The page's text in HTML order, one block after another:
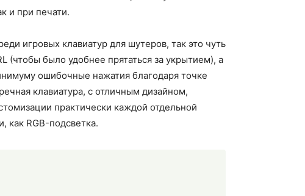
и при печати.
игровых клавиатур для шутеров, так это чуть
(чтобы было удобнее прятаться за укрытием), а
ошибочные нажатия благодаря точке
клавиатура, с отличным дизайном,
практически каждой отдельной
как RGB-подсветка.